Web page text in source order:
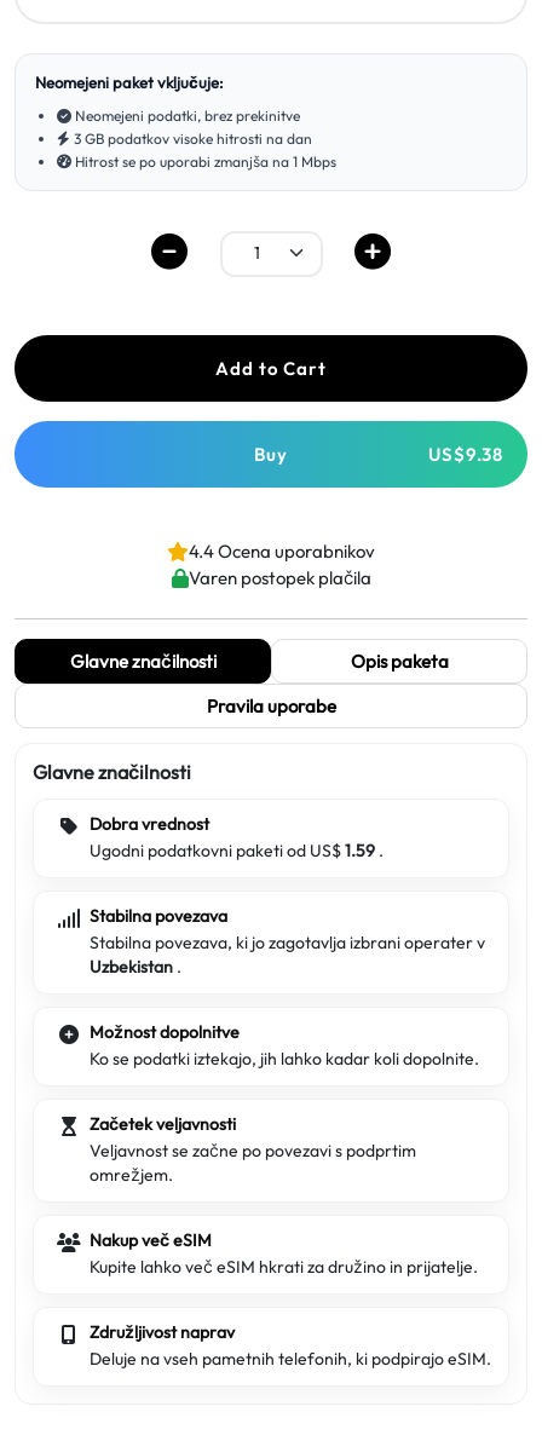
Neomejeni paket vključuje:
Neomejeni podatki, brez prekinitve
3 GB podatkov visoke hitrosti na dan
Hitrost se po uporabi zmanjša na 1 Mbps
Add to Cart
Buy US$9.38
4.4 Ocena uporabnikov
Varen postopek plačila
Glavne značilnosti
Opis paketa
Pravila uporabe
Glavne značilnosti
Dobra vrednost
Ugodni podatkovni paketi od US$1.59 .
Stabilna povezava
Stabilna povezava, ki jo zagotavlja izbrani operater v
Uzbekistan .
Možnost dopolnitve
Ko se podatki iztekajo, jih lahko kadar koli dopolnite.
Začetek veljavnosti
Veljavnost se začne po povezavi s podprtim
omrežjem.
Nakup več eSIM
Kupite lahko več eSIM hkrati za družino in prijatelje.
Združljivost naprav
Deluje na vseh pametnih telefonih, ki podpirajo eSIM.